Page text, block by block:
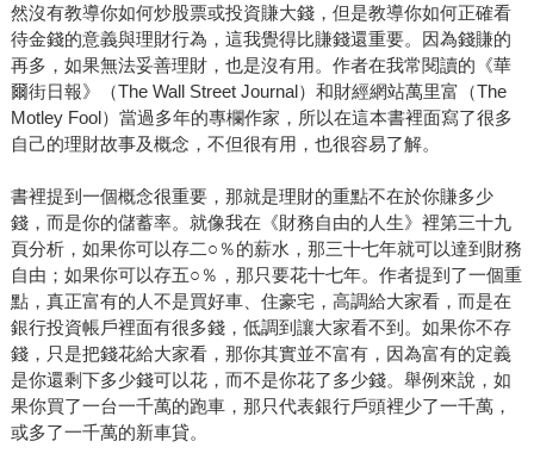
然沒有教導你如何炒股票或投資賺大錢，但是教導你如何正確看
待金錢的意義與理財行為，這我覺得比賺錢還重要。因為錢賺的
再多，如果無法妥善理財，也是沒有用。作者在我常閱讀的《華
爾街日報》（The Wall Street Journal）和財經網站萬里富（The
Motley Fool）當過多年的專欄作家，所以在這本書裡面寫了很多
自己的理財故事及概念，不但很有用，也很容易了解。
書裡提到一個概念很重要，那就是理財的重點不在於你賺多少
錢，而是你的儲蓄率。就像我在《財務自由的人生》裡第三十九
頁分析，如果你可以存二○％的薪水，那三十七年就可以達到財務
自由；如果你可以存五○％，那只要花十七年。作者提到了一個重
點，真正富有的人不是買好車、住豪宅，高調給大家看，而是在
銀行投資帳戶裡面有很多錢，低調到讓大家看不到。如果你不存
錢，只是把錢花給大家看，那你其實並不富有，因為富有的定義
是你還剩下多少錢可以花，而不是你花了多少錢。舉例來說，如
果你買了一台一千萬的跑車，那只代表銀行戶頭裡少了一千萬，
或多了一千萬的新車貸。